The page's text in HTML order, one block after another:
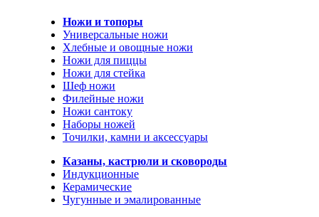
Ножи и топоры
Универсальные ножи
Хлебные и овощные ножи
Ножи для пиццы
Ножи для стейка
Шеф ножи
Филейные ножи
Ножи сантоку
Наборы ножей
Точилки, камни и аксессуары
Казаны, кастрюли и сковороды
Индукционные
Керамические
Чугунные и эмалированные